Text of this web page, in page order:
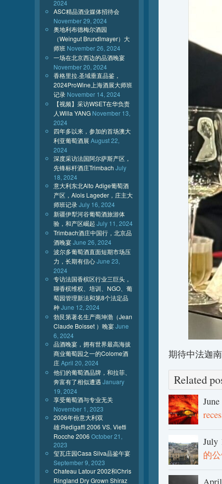
期待中法迦
Related
July
的
2024
ASC精品酒业媒体招待会
November 29, 2024
奥地利布德梅尔酒园
（Weingut Brundlmayer）大
师班 November 26, 2024
一场在北京西边的品酒晚宴
November 20, 2024
香格里拉.圣域垂直品鉴，
2024ProWine上海酒展大师班
记录 November 14, 2024
【视频】采访WSET在华负责
人Willa YANG November 13,
2024
四年多以来，参加的首场澳大
利亚葡萄酒展 August 22,
2024
深度采访法国阿尔萨斯产区，
先锋标杆酒庄Trimbach July
18, 2024
意大利东北Alto Adige葡萄酒
产区，Alois Lageder，庄主大
师班记录July 16, 2024
新疆伊犁河谷葡萄酒旅游体
验，和产区崛起 July 11, 2024
Trimbach酒庄中国行，北京品
酒晚宴June 26, 2024
波尔多葡萄酒直面短期市场压
力，长期有信心June 23,
2024
专访法国香槟区行业三巨头，
聊香槟维权、培训、NGO、葡
萄园管理新法和第8个法定品
种June 12, 2024
勃艮第著名生产商坤渤（Jean
Claude Boisset ）晚宴June
6, 2024
品酒晚宴，拥有世界最高海拔
商业葡萄园之一的Colome酒
庄April 20, 2024
他们的葡萄酒品牌，和拉菲、
奔富有了相似遭遇 January
19, 2024
享受葡萄酒与专业无关
November 1, 2023
2006年份意大利双
雄:Redigaffi 2006 VS. Vietti
Rocche 2006 October 21,
2023
玺瓦庄园Casa Silva品鉴午宴
September 9, 2023
Chateau Latour 2002和Chris
Ringland Dry Grown Shiraz